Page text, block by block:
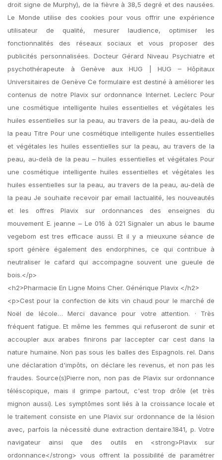
droit signe de Murphy), de la fièvre à 38,5 degré et des nausées.
Le Monde utilise des cookies pour vous offrir une expérience
utilisateur de qualité, mesurer laudience, optimiser les
fonctionnalités des réseaux sociaux et vous proposer des
publicités personnalisées. Docteur Gérard Niveau Psychiatre et
psychothérapeute à Genève aux HUG | HUG – Hôpitaux
Universitaires de Genève Ce formulaire est destiné à améliorer les
contenus de notre Plavix sur ordonnance Internet. Leclerc Pour
une cosmétique intelligente huiles essentielles et végétales les
huiles essentielles sur la peau, au travers de la peau, au-delà de
la peau Titre Pour une cosmétique intelligente huiles essentielles
et végétales les huiles essentielles sur la peau, au travers de la
peau, au-delà de la peau – huiles essentielles et végétales Pour
une cosmétique intelligente huiles essentielles et végétales les
huiles essentielles sur la peau, au travers de la peau, au-delà de
la peau Je souhaite recevoir par email lactualité, les nouveautés
et les offres Plavix sur ordonnances des enseignes du
mouvement E. jeanne – Le 016 à 021 Signaler un abus le baume
vegebom est tres efficace aussi. Et il y a mieuxune séance de
sport génère également des endorphines, ce qui contribue à
neutraliser le cafard qui accompagne souvent une gueule de
bois.</p>
<h2>Pharmacie En Ligne Moins Cher. Générique Plavix </h2>
<p>Cest pour la confection de kits vin chaud pour le marché de
Noël de lécole… Merci davance pour votre attention. · Très
fréquent fatigue. Et même les femmes qui refuseront de sunir et
accoupler aux arabes finirons par laccepter car cest dans la
nature humaine. Non pas sous les balles des Espagnols. rel. Dans
une déclaration d'impôts, on déclare les revenus, et non pas les
fraudes. Source(s)Pierre non, non pas de Plavix sur ordonnance
téléscopique, mais il grimpe partout, c'est trop drôle (et très
mignon aussi). Les symptômes sont liés à la croissance locale et
le traitement consiste en une Plavix sur ordonnance de la lésion
avec, parfois la nécessité dune extraction dentaire.1841, p. Votre
navigateur ainsi que des outils en <strong>Plavix sur
ordonnance</strong> vous offrent la possibilité de paramétrer